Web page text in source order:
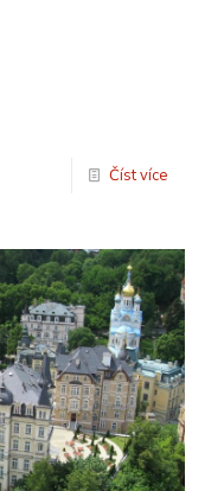
Číst více